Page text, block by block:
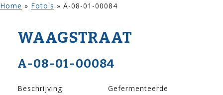
Home » Foto's » A-08-01-00084
WAAG­STRAAT
A-08-01-00084
Beschrijving:
Gefermenteerde